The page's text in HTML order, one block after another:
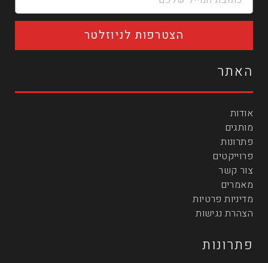
הצטרפות לניוזלטר
האתר
אודות
מותגים
פתרונות
פרוייקטים
צור קשר
מאמרים
מדיניות פרטיות
הצהרת נגישות
פתרונות